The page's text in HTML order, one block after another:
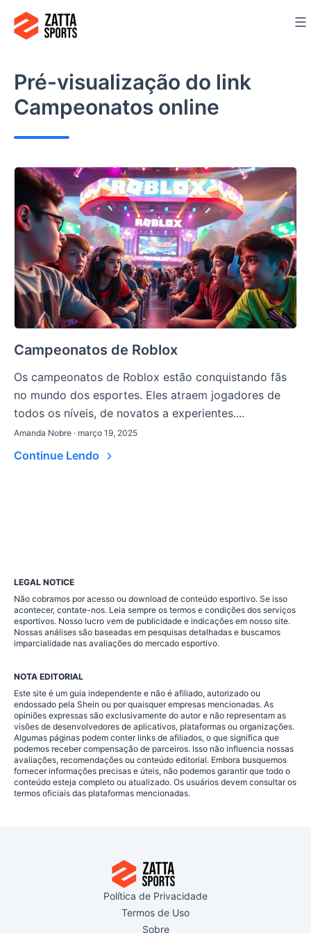
para
conteúdo
Pré-visualização do link
Campeonatos online
Campeonatos de Roblox
Os campeonatos de Roblox estão conquistando fãs
no mundo dos esportes. Eles atraem jogadores de
todos os níveis, de novatos a experientes....
Amanda Nobre · março 19, 2025
Continue Lendo
LEGAL NOTICE
Não cobramos por acesso ou download de conteúdo esportivo. Se isso
acontecer, contate-nos. Leia sempre os termos e condições dos serviços
esportivos. Nosso lucro vem de publicidade e indicações em nosso site.
Nossas análises são baseadas em pesquisas detalhadas e buscamos
imparcialidade nas avaliações do mercado esportivo.
NOTA EDITORIAL
Este site é um guia independente e não é afiliado, autorizado ou
endossado pela Shein ou por quaisquer empresas mencionadas. As
opiniões expressas são exclusivamente do autor e não representam as
visões de desenvolvedores de aplicativos, plataformas ou organizações.
Algumas páginas podem conter links de afiliados, o que significa que
podemos receber compensação de parceiros. Isso não influencia nossas
avaliações, recomendações ou conteúdo editorial. Embora busquemos
fornecer informações precisas e úteis, não podemos garantir que todo o
conteúdo esteja completo ou atualizado. Os usuários devem consultar os
termos oficiais das plataformas mencionadas.
Política de Privacidade
Termos de Uso
Sobre